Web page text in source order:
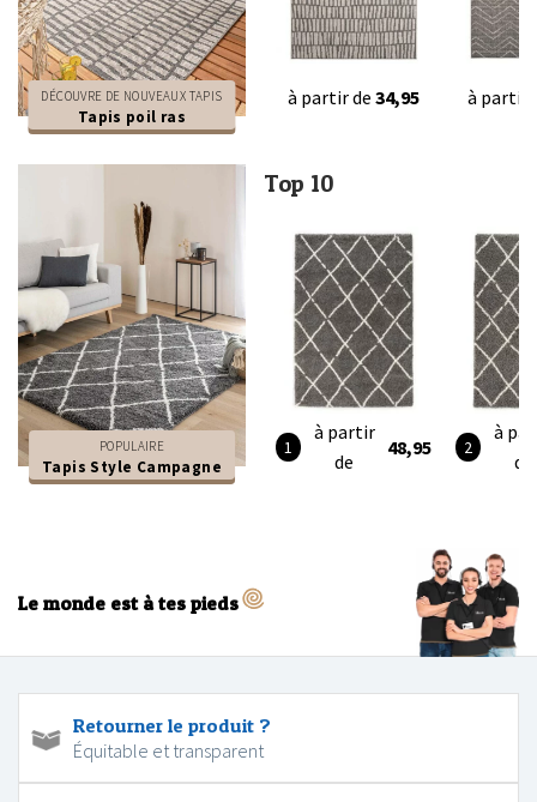
DÉCOUVRE DE NOUVEAUX TAPIS
Tapis poil ras
à partir de 34,95 à partir
POPULAIRE
Tapis Style Campagne
Top 10
à partir
de
48,95
à
de
Le monde est à tes pieds
Retourner le produit ?
Équitable et transparent